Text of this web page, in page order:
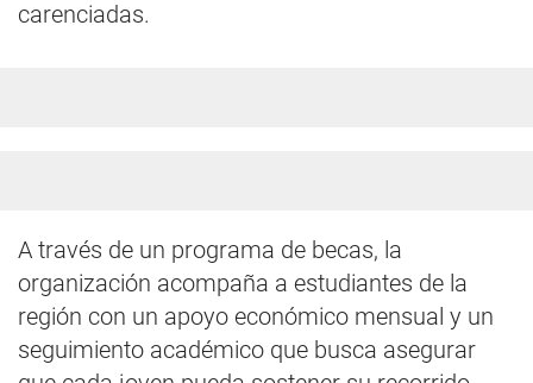
carenciadas.
A través de un programa de becas, la
organización acompaña a estudiantes de la
región con un apoyo económico mensual y un
seguimiento académico que busca asegurar